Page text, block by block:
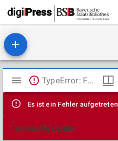
Mirador
Viewer
TypeError: Failed to fetch
Es ist ein Fehler aufgetreten
Technische Details